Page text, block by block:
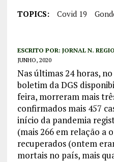
TOPICS: Covid 19
ESCRITO POR: JORNAL N.
JUNHO, 2020
Nas últimas 24 horas,
boletim da DGS
feira, morreram mais
confirmados mais 457
início da pandemia
(mais 266 em relação a
recuperados (ontem
mortais no país, mais